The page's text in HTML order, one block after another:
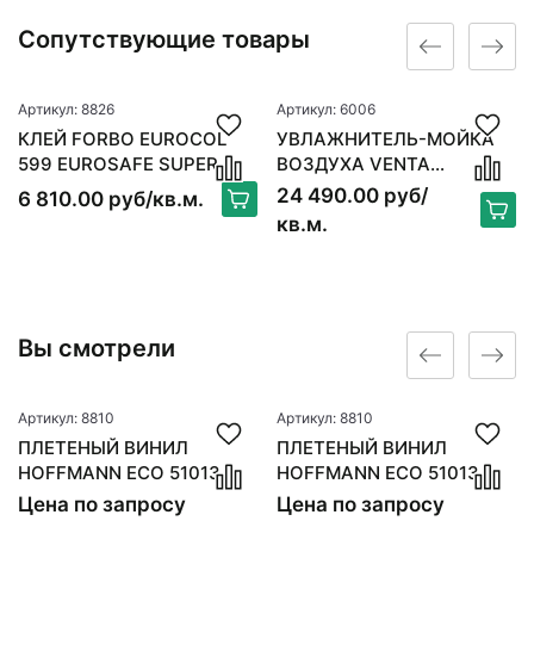
Сопутствующие товары
Артикул: 8826
КЛЕЙ FORBO EUROCOL
599 EUROSAFE SUPER
10КГ
6 810.00 руб/кв.м.
Артикул: 6006
УВЛАЖНИТЕЛЬ-МОЙКА
ВОЗДУХА VENTA
ORIGINAL LW15, БЕЛЫЙ
24 490.00 руб/
кв.м.
Вы смотрели
Артикул: 8810
ПЛЕТЕНЫЙ ВИНИЛ
HOFFMANN ECO 51013
Цена по запросу
Артикул: 8810
ПЛЕТЕНЫЙ ВИНИЛ
HOFFMANN ECO 51013
Цена по запросу